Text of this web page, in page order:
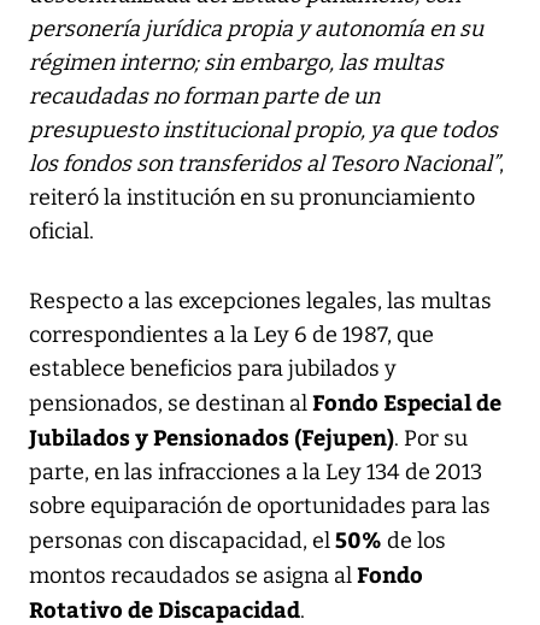
personería jurídica propia y autonomía en su
régimen interno; sin embargo, las multas
recaudadas no forman parte de un
presupuesto institucional propio, ya que todos
los fondos son transferidos al Tesoro Nacional”,
reiteró la institución en su pronunciamiento
oficial.
Respecto a las excepciones legales, las multas
correspondientes a la Ley 6 de 1987, que
establece beneficios para jubilados y
pensionados, se destinan alFondo Especial de
Jubilados y Pensionados (Fejupen). Por su
parte, en las infracciones a la Ley 134 de 2013
sobre equiparación de oportunidades para las
personas con discapacidad, el50% de los
montos recaudados se asigna alFondo
Rotativo de Discapacidad.